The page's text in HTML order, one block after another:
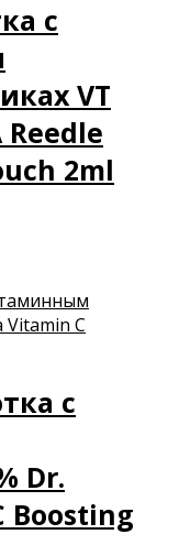
с
VT
Reedle
2ml
с
Dr.
Boosting